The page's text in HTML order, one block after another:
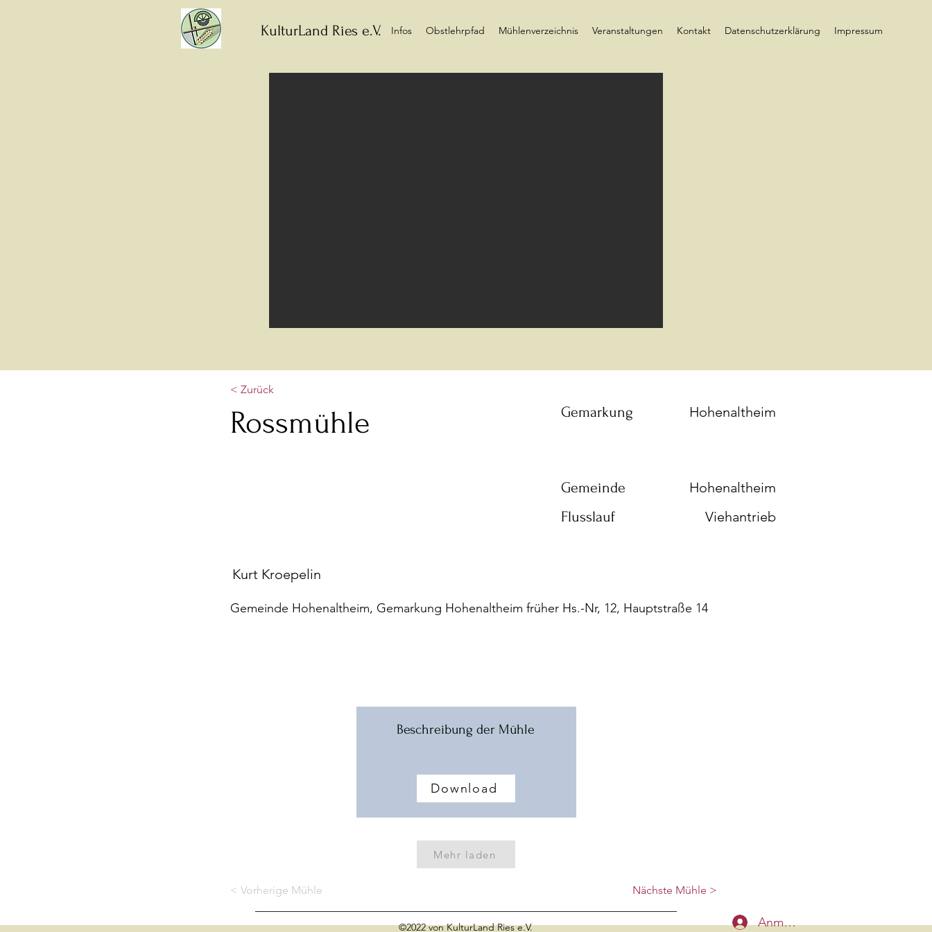
Infos Obstlehrpfad Mühlenverzeichnis Veranstaltungen Kontakt Datenschutzerklärung Impressum
KulturLand Ries e.V.
Rossmühle
< Zurück
Gemarkung Hohenaltheim
Gemeinde
Hohenaltheim
Flusslauf
Viehantrieb
Kurt Kroepelin
Gemeinde Hohenaltheim, Gemarkung Hohenaltheim früher Hs.-Nr, 12, Hauptstraße 14
Beschreibung der Mühle
Download
Mehr laden
< Vorherige Mühle Nächste Mühle >
©2022 von KulturLand Ries e.V. Anmelden